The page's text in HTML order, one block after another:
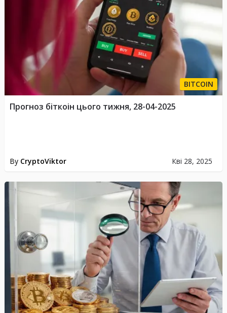
BITCOIN
By CryptoViktor Кві 28, 2025
Прогноз біткоін цього тижня, 28-04-2025